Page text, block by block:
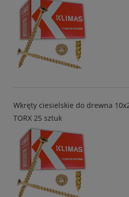
Wkręty ciesielskie do drewna
TORX 25 sztuk